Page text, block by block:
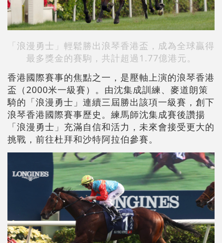
「浪漫勇士」輕鬆勝出浪琴香港盃，成為全球贏得
最多獎金的賽駒，共計超過1.77億港元。
香港國際賽事的焦點之一，是壓軸上演的浪琴香港
盃（2000米一級賽）。由沈集成訓練、麥道朗策
騎的「浪漫勇士」連續三屆勝出該項一級賽，創下
浪琴香港國際賽事歷史。練馬師沈集成賽後讚揚
「浪漫勇士」充滿自信和活力，未來會接受更大的
挑戰，前往杜拜和沙特阿拉伯參賽。